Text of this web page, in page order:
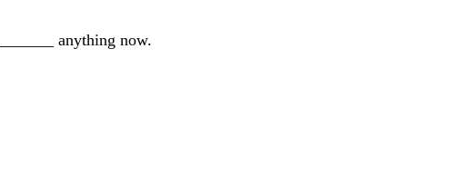
anything now.